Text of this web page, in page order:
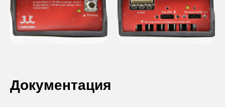
Документация